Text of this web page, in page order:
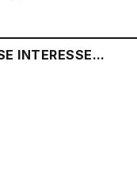
INTERESSE...